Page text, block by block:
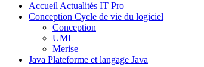
Accueil Actualités IT Pro
Conception Cycle de vie du logiciel
Conception
UML
Merise
Java Plateforme et langage Java